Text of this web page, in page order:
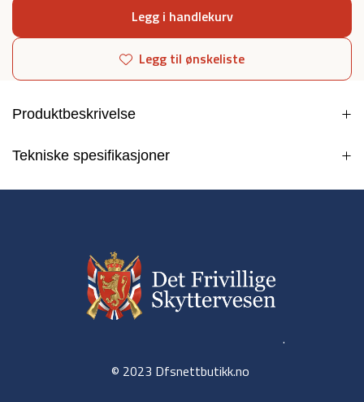
Legg i handlekurv
Legg til ønskeliste
Produktbeskrivelse
Tekniske spesifikasjoner
.
© 2023 Dfsnettbutikk.no